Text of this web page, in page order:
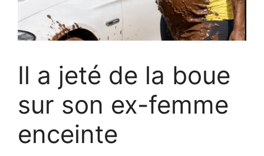
Il a jeté de la boue
sur son ex-femme
enceinte